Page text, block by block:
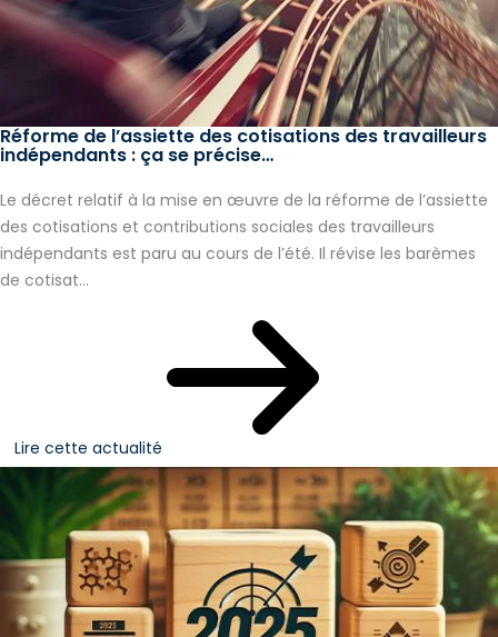
Réforme de l’assiette des cotisations des travailleurs
indépendants : ça se précise…
Le décret relatif à la mise en œuvre de la réforme de l’assiette
des cotisations et contributions sociales des travailleurs
indépendants est paru au cours de l’été. Il révise les barèmes
de cotisat...
Lire cette actualité